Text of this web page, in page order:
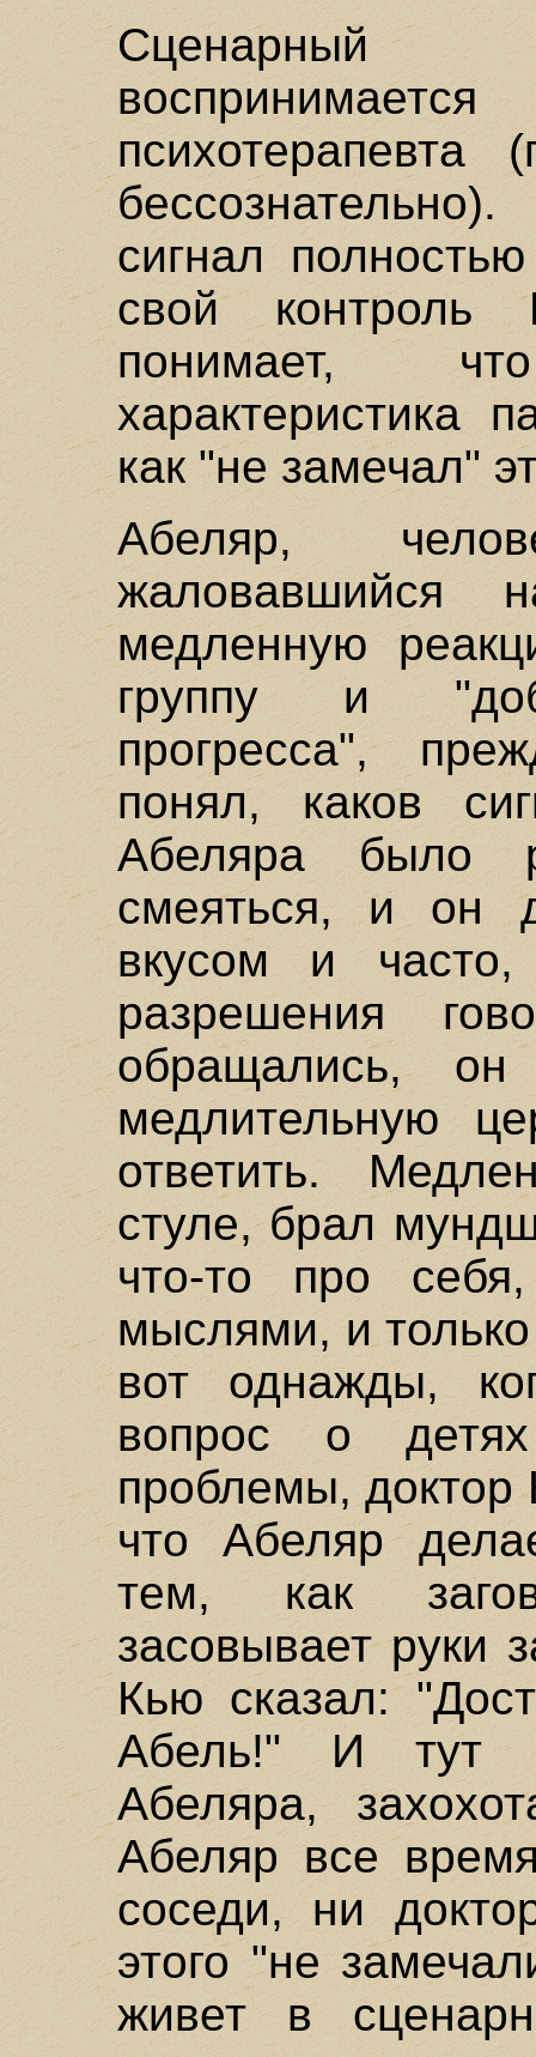
Сценарный
воспринимается
психотерапевта
сигнал
свой контроль
понимает,
характеристика
как "не замечал"
Абеляр,
медленную
группу и
прогресса",
понял, каков
Абеляра было
смеяться, и он
вкусом и
разрешения
обращались,
медлительную
ответить.
стуле, брал
что-то про
мыслями, и
вот однажды,
вопрос о
проблемы,
что Абеляр
тем, как
засовывает руки
Кью сказал:
Абель!" И тут
Абеляра,
Абеляр все
соседи, ни
этого "не
живет в